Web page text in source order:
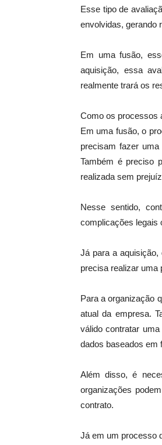
Esse tipo de
envolvidas, gerando
Em uma fusão,
aquisição, essa
realmente trará os
Como os processos
Em uma fusão, o
precisam fazer
Também é preciso
realizada sem
Nesse sentido,
complicações legais
Já para a aquisição,
precisa realizar uma
Para a organização
atual da empresa.
válido contratar
dados baseados em
Além disso, é
organizações
contrato.
Já em um processo